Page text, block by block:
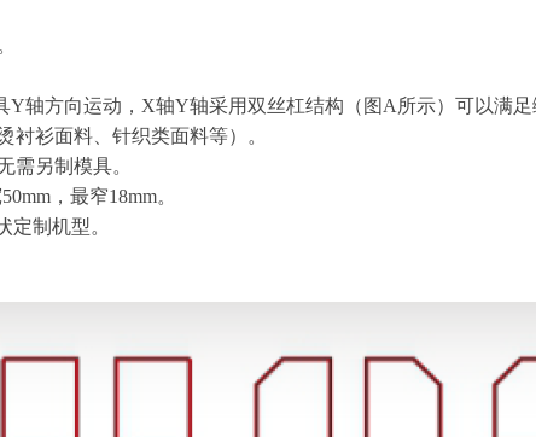
轴方向运动，X轴Y轴采用双丝杠结构（图A所示）可以满足
衬衫面料、针织类面料等）。
需另制模具。
，最窄18mm。
定制机型。